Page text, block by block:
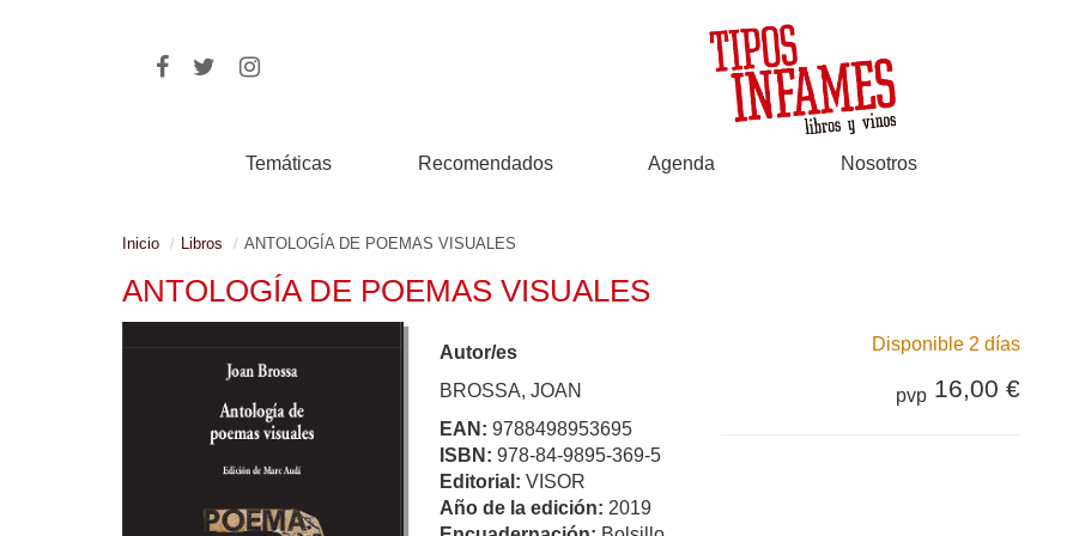
Temáticas Recomendados Agenda Nosotros
Inicio Libros ANTOLOGÍA DE POEMAS VISUALES
ANTOLOGÍA DE POEMAS VISUALES
Autor/es
BROSSA, JOAN
EAN: 9788498953695
ISBN: 978-84-9895-369-5
Editorial: VISOR
Año de la edición: 2019
Disponible 2 días
pvp 16,00 €